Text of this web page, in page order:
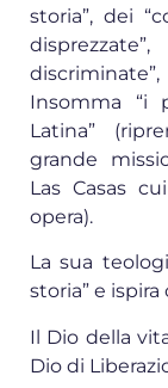
storia”, dei
Insomma “i
Latina”
grande
Las Casas
opera).
La sua
storia” e
Il Dio della
Dio di